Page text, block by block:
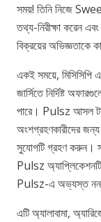
সময়! তিনি নিজে
তথ্য-নিরীক্ষা করেন
বিক্রয়ের অভিজ্ঞতাকে
একই সময়ে, মিসিসিপি
জার্সিতে নির্দিষ্ট
পারে। Pulsz আসল
অংশগ্রহণকারীদের
সুযোগটি গ্রহণ করুন।
Pulsz
Pulsz-এ অভ্যস্ত
এটি অ্যালাবামা,